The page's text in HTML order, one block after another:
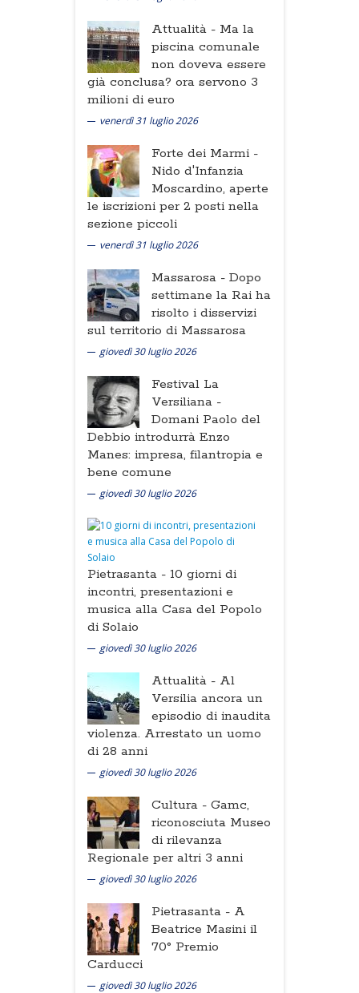
Attualità - Ma la
piscina comunale
non doveva essere
già conclusa? ora servono 3
milioni di euro
venerdì 31 luglio 2026
Forte dei Marmi -
Nido d'Infanzia
Moscardino, aperte
le iscrizioni per 2 posti nella
sezione piccoli
venerdì 31 luglio 2026
Massarosa - Dopo
settimane la Rai ha
risolto i disservizi
sul territorio di Massarosa
giovedì 30 luglio 2026
Festival La
Versiliana -
Domani Paolo del
Debbio introdurrà Enzo
Manes: impresa, filantropia e
bene comune
giovedì 30 luglio 2026
Pietrasanta - 10 giorni di
incontri, presentazioni e
musica alla Casa del Popolo
di Solaio
giovedì 30 luglio 2026
Attualità - Al
Versilia ancora un
episodio di inaudita
violenza. Arrestato un uomo
di 28 anni
giovedì 30 luglio 2026
Cultura - Gamc,
riconosciuta Museo
di rilevanza
Regionale per altri 3 anni
giovedì 30 luglio 2026
Pietrasanta - A
Beatrice Masini il
70° Premio
Carducci
giovedì 30 luglio 2026